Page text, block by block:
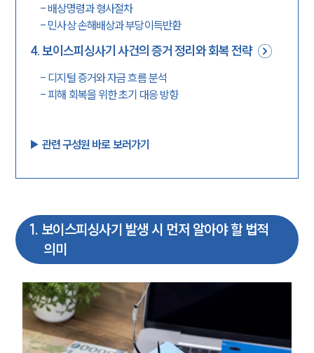
- 배상명령과 형사절차
- 민사상 손해배상과 부당이득반환
4.보이스피싱사기 사건의 증거 정리와 회복 전략
- 디지털 증거와 자금 흐름 분석
- 피해 회복을 위한 초기 대응 방향
▶︎ 관련 구성원 바로 보러가기
1. 보이스피싱사기 발생 시 먼저 알아야 할 법적
의미